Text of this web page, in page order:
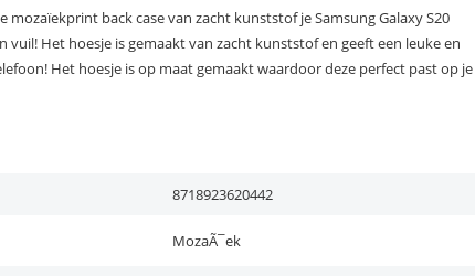
mozaïekprint back case van zacht kunststof je Samsung Galaxy S20
vuil! Het hoesje is gemaakt van zacht kunststof en geeft een leuke en
Het hoesje is op maat gemaakt waardoor deze perfect past op je
8718923620442
MozaÃ¯ek